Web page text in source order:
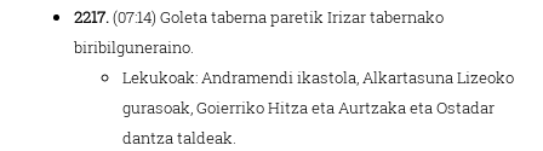
2217.(07:14) Goleta taberna paretik Irizar tabernako
biribilguneraino.
Lekukoak: Andramendi ikastola, Alkartasuna Lizeoko
gurasoak, Goierriko Hitza eta Aurtzaka eta Ostadar
dantza taldeak.